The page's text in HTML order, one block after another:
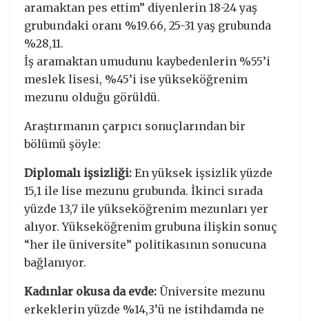
aramaktan pes ettim” diyenlerin 18-24 yaş
grubundaki oranı %19.66, 25-31 yaş grubunda
%28,11.
İş aramaktan umudunu kaybedenlerin %55’i
meslek lisesi, %45’i ise yükseköğrenim
mezunu olduğu görüldü.
Araştırmanın çarpıcı sonuçlarından bir
bölümü şöyle:
Diplomalı işsizliği: En yüksek işsizlik yüzde
15,1 ile lise mezunu grubunda. İkinci sırada
yüzde 13,7 ile yükseköğrenim mezunları yer
alıyor. Yükseköğrenim grubuna ilişkin sonuç
“her ile üniversite” politikasının sonucuna
bağlanıyor.
Kadınlar okusa da evde: Üniversite mezunu
erkeklerin yüzde %14,3’ü ne istihdamda ne